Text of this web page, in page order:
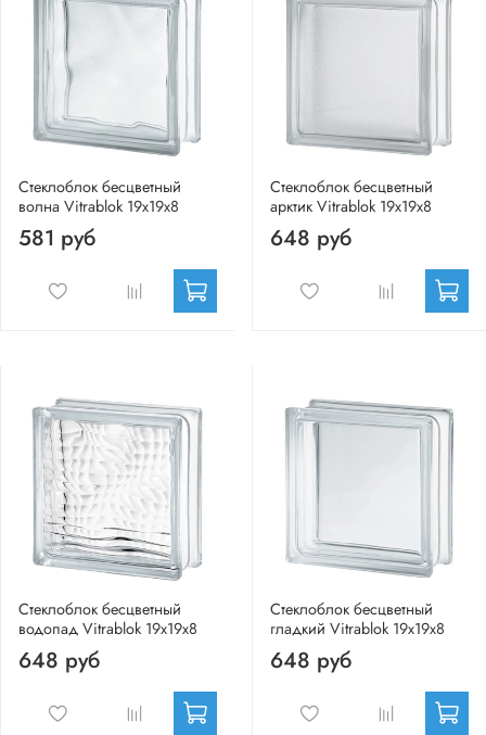
Стеклоблок бесцветный
волна Vitrablok 19х19х8
581 руб
Стеклоблок бесцветный
арктик Vitrablok 19х19х8
648 руб
Стеклоблок бесцветный
водопад Vitrablok 19х19х8
648 руб
Стеклоблок бесцветный
гладкий Vitrablok 19х19х8
648 руб